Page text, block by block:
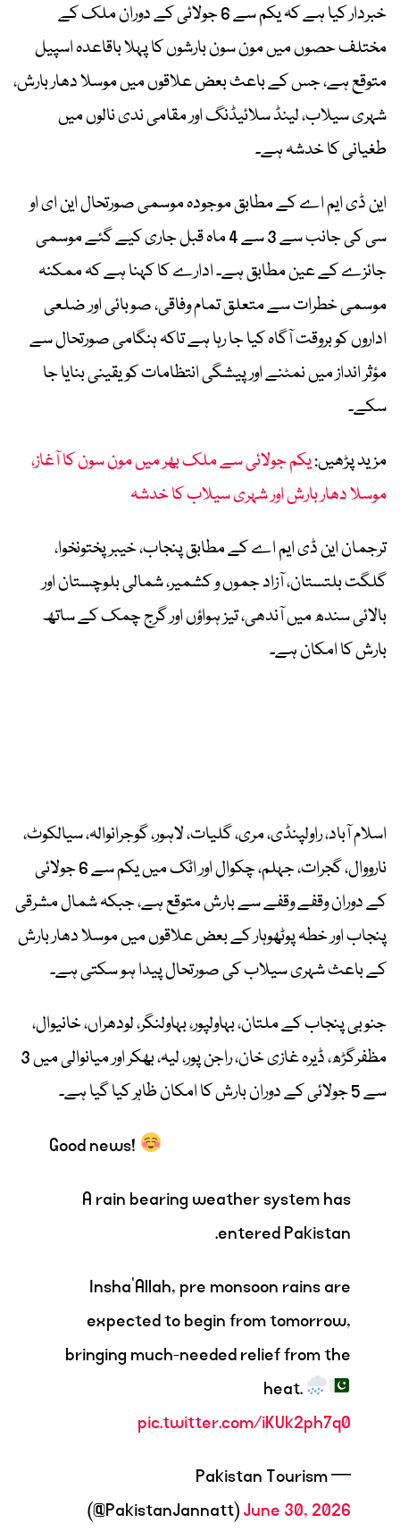
خبردار کیا ہے کہ یکم سے 6 جولائی کے دوران ملک کے
مختلف حصوں میں مون سون بارشوں کا پہلا باقاعدہ اسپیل
متوقع ہے، جس کے باعث بعض علاقوں میں موسلا دھار بارش،
شہری سیلاب، لینڈ سلائیڈنگ اور مقامی ندی نالوں میں
طغیانی کا خدشہ ہے۔
این ڈی ایم اے کے مطابق موجودہ موسمی صورتحال این ای او
سی کی جانب سے 3 سے 4 ماہ قبل جاری کیے گئے موسمی
جائزے کے عین مطابق ہے۔ ادارے کا کہنا ہے کہ ممکنہ
موسمی خطرات سے متعلق تمام وفاقی، صوبائی اور ضلعی
اداروں کو بروقت آگاہ کیا جا رہا ہے تاکہ ہنگامی صورتحال سے
مؤثر انداز میں نمٹنے اور پیشگی انتظامات کو یقینی بنایا جا
سکے۔
مزید پڑھیں:یکم جولائی سے ملک بھر میں مون سون کا آغاز،
موسلا دھار بارش اور شہری سیلاب کا خدشہ
ترجمان این ڈی ایم اے کے مطابق پنجاب، خیبرپختونخوا،
گلگت بلتستان، آزاد جموں و کشمیر، شمالی بلوچستان اور
بالائی سندھ میں آندھی، تیز ہواؤں اور گرج چمک کے ساتھ
بارش کا امکان ہے۔
اسلام آباد، راولپنڈی، مری، گلیات، لاہور، گوجرانوالہ، سیالکوٹ،
نارووال، گجرات، جہلم، چکوال اور اٹک میں یکم سے 6 جولائی
کے دوران وقفے وقفے سے بارش متوقع ہے، جبکہ شمال مشرقی
پنجاب اور خطہ پوٹھوہار کے بعض علاقوں میں موسلا دھار بارش
کے باعث شہری سیلاب کی صورتحال پیدا ہو سکتی ہے۔
جنوبی پنجاب کے ملتان، بہاولپور، بہاولنگر، لودھراں، خانیوال،
مظفرگڑھ، ڈیرہ غازی خان، راجن پور، لیہ، بھکر اور میانوالی میں 3
سے 5 جولائی کے دوران بارش کا امکان ظاہر کیا گیا ہے۔
Good news!
A rain bearing weather system has
entered Pakistan.
Insha’Allah, pre monsoon rains are
expected to begin from tomorrow,
bringing much-needed relief from the
heat.
pic.twitter.com/iKUk2ph7q0
— Pakistan Tourism
(@PakistanJannatt)June 30, 2026